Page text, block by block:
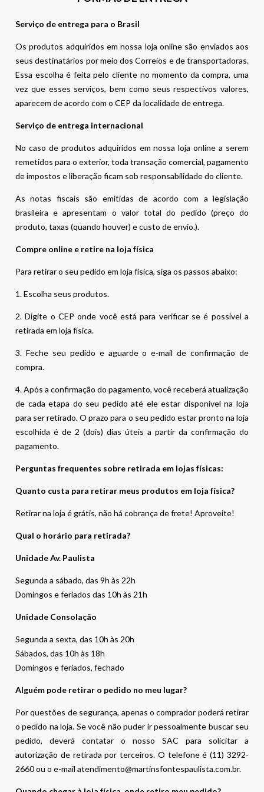
Serviço de entrega para o Brasil
Os produtos adquiridos em nossa loja online são enviados aos
seus destinatários por meio dos Correios e de transportadoras.
Essa escolha é feita pelo cliente no momento da compra, uma
vez que esses serviços, bem como seus respectivos valores,
aparecem de acordo com o CEP da localidade de entrega.
Serviço de entrega internacional
No caso de produtos adquiridos em nossa loja online a serem
remetidos para o exterior, toda transação comercial, pagamento
de impostos e liberação ficam sob responsabilidade do cliente.
As notas fiscais são emitidas de acordo com a legislação
brasileira e apresentam o valor total do pedido (preço do
produto, taxas (quando houver) e custo de envio.).
Compre online e retire na loja física
Para retirar o seu pedido em loja física, siga os passos abaixo:
1. Escolha seus produtos.
2. Digite o CEP onde você está para verificar se é possível a
retirada em loja física.
3. Feche seu pedido e aguarde o e-mail de confirmação de
compra.
4. Após a confirmação do pagamento, você receberá atualização
de cada etapa do seu pedido até ele estar disponível na loja
para ser retirado. O prazo para o seu pedido estar pronto na loja
escolhida é de 2 (dois) dias úteis a partir da confirmação do
pagamento.
Perguntas frequentes sobre retirada em lojas físicas:
Quanto custa para retirar meus produtos em loja física?
Retirar na loja é grátis, não há cobrança de frete! Aproveite!
Qual o horário para retirada?
Unidade Av. Paulista
Segunda a sábado, das 9h às 22h
Domingos e feriados das 10h às 21h
Unidade Consolação
Segunda a sexta, das 10h às 20h
Sábados, das 10h às 18h
Domingos e feriados, fechado
Alguém pode retirar o pedido no meu lugar?
Por questões de segurança, apenas o comprador poderá retirar
o pedido na loja. Se você não puder ir pessoalmente buscar seu
pedido, deverá contatar o nosso SAC para solicitar a
autorização de retirada por terceiros. O telefone é (11) 3292-
2660 ou o e-mail atendimento@martinsfontespaulista.com.br.